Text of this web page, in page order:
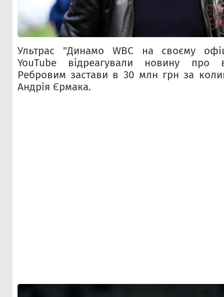
Ультрас "Динамо WBC на своєму
YouTube відреагували новину про
Ребровим застави в 30 млн грн за
Андрія Єрмака.